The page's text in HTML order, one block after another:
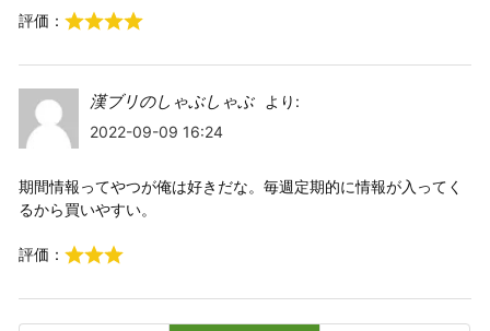
評価：
漢ブリのしゃぶしゃぶ
より:
2022-09-09 16:24
期間情報ってやつが俺は好きだな。毎週定期的に情報が入ってく
るから買いやすい。
評価：